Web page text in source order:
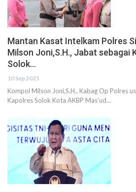
Mantan Kasat Intelkam Polres
Milson Joni,S.H., Jabat sebagai
Solok…
10 Sep 2025
Kompol Milson Joni,S.H., Kabag Op Polres
Kapolres Solok Kota AKBP Mas'ud…